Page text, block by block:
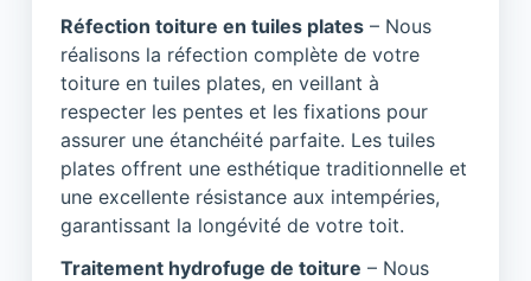
Réfection toiture en tuiles plates – Nous
réalisons la réfection complète de votre
toiture en tuiles plates, en veillant à
respecter les pentes et les fixations pour
assurer une étanchéité parfaite. Les tuiles
plates offrent une esthétique traditionnelle et
une excellente résistance aux intempéries,
garantissant la longévité de votre toit.
Traitement hydrofuge de toiture – Nous